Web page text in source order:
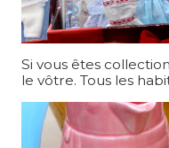
Si vous êtes
le vôtre. Tous les